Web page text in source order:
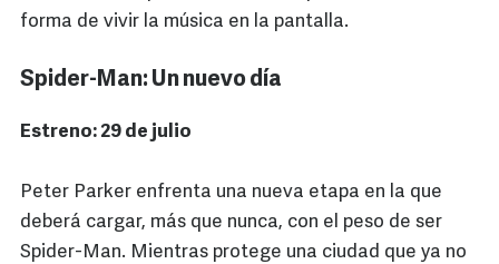
forma de vivir la música en la pantalla.
Spider-Man: Un nuevo día
Estreno: 29 de julio
Peter Parker enfrenta una nueva etapa en la que
deberá cargar, más que nunca, con el peso de ser
Spider-Man. Mientras protege una ciudad que ya no